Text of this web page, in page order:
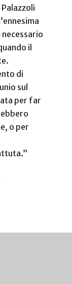
il
di
sul
per far
o per